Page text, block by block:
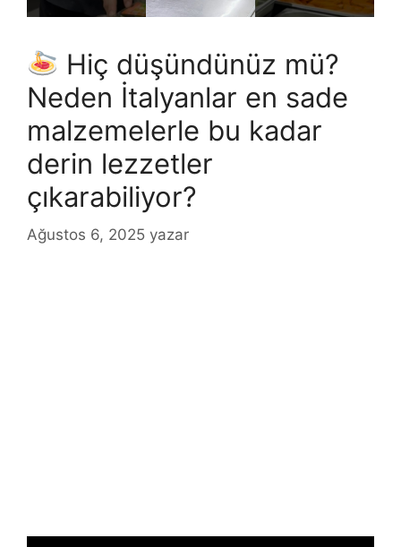
Hiç düşündünüz mü?
Neden İtalyanlar en sade
malzemelerle bu kadar
derin lezzetler
çıkarabiliyor?
Ağustos 6, 2025 yazar